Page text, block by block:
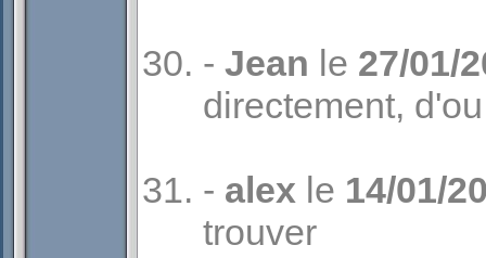
- Jean le 27/01/
directement,
- alex le 14/01/
trouver